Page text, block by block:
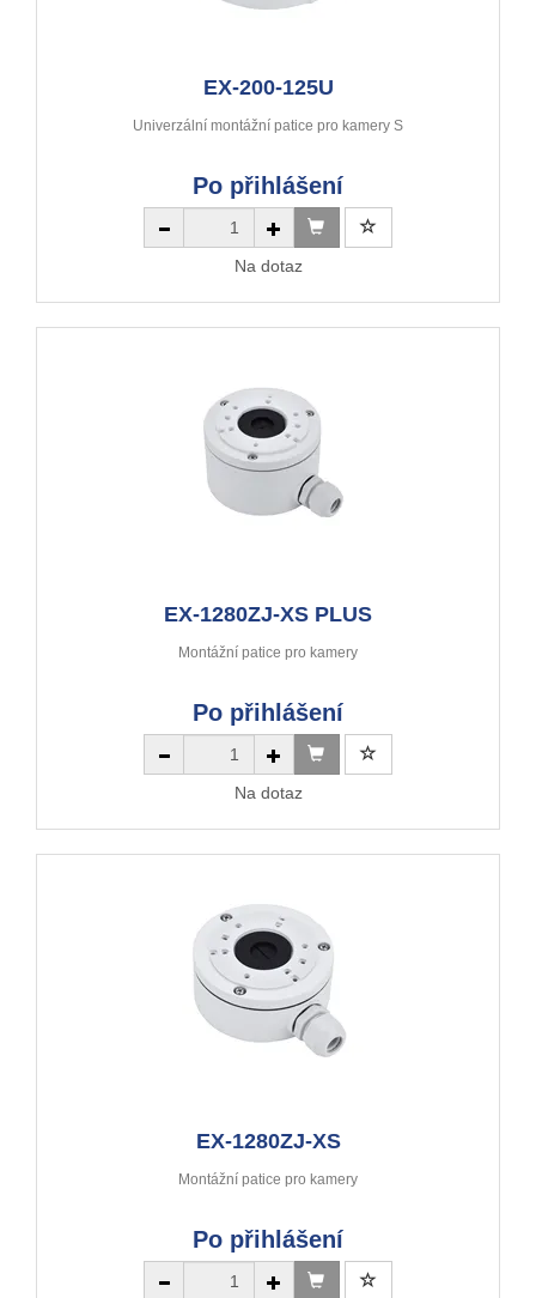
EX-200-125U
Univerzální montážní patice pro kamery S
Po přihlášení
Na dotaz
EX-1280ZJ-XS PLUS
Montážní patice pro kamery
Po přihlášení
Na dotaz
EX-1280ZJ-XS
Montážní patice pro kamery
Po přihlášení